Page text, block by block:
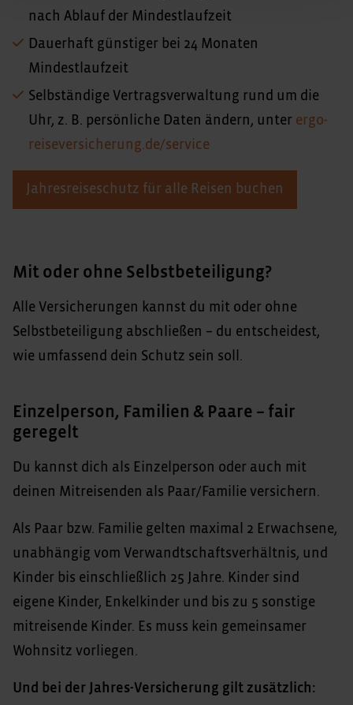
nach Ablauf der Mindestlaufzeit
Dauerhaft gü nstiger bei 24 Monaten
Mindestlaufzeit
Selbständige Vertragsverwaltung rund um die
Uhr, z. B. persönliche Daten ändern, unter ergo-
reiseversicherung.de/service
Jahresreiseschutz für alle Reisen buchen
Mit oder ohne Selbstbeteiligung?
Alle Versicherungen kannst du mit oder ohne
Selbstbeteiligung abschließen – du entscheidest,
wie umfassend dein Schutz sein soll.
Einzelperson, Familien & Paare – fair
geregelt
Du kannst dich als Einzelperson oder auch mit
deinen Mitreisenden als Paar/Familie versichern.
Als Paar bzw. Familie gelten maximal 2 Erwachsene,
unabhängig vom Verwandtschaftsverhältnis, und
Kinder bis einschließlich 25 Jahre. Kinder sind
eigene Kinder, Enkelkinder und bis zu 5 sonstige
mitreisende Kinder. Es muss kein gemeinsamer
Wohnsitz vorliegen.
Und bei der Jahres-Versicherung gilt zusätzlich: